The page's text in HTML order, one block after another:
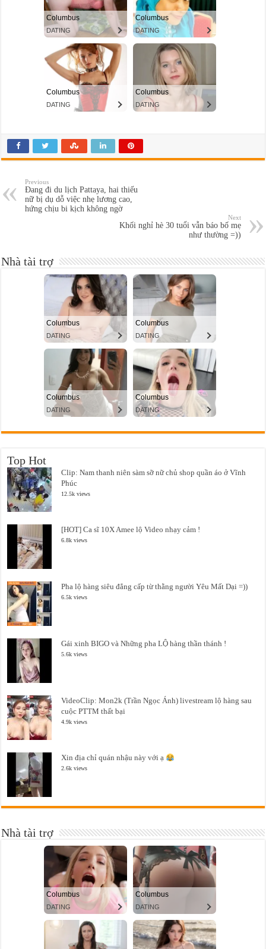
Previous
Đang đi du lịch Pattaya, hai thiếu
nữ bị dụ dỗ việc nhẹ lương cao,
hứng chịu bi kịch không ngờ
Next
Khối nghỉ hè 30 tuổi vẫn báo bố mẹ
như thường =))
Nhà tài trợ
Top Hot
Clip: Nam thanh niên sàm sỡ nữ chủ shop quần áo ở Vĩnh
Phúc
12.5k views
[HOT] Ca sĩ 10X Amee lộ Video nhạy cảm !
6.8k views
Pha lộ hàng siêu đẳng cấp từ thằng người Yêu Mất Dại =))
6.5k views
Gái xinh BIGO và Những pha LỘ hàng thần thánh !
5.6k views
VideoClip: Mon2k (Trần Ngọc Ánh) livestream lộ hàng sau
cuộc PTTM thất bại
4.9k views
Xin địa chỉ quán nhậu này với ạ
2.6k views
Nhà tài trợ